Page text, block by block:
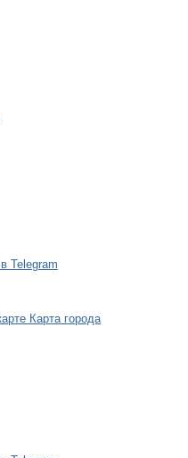
Карта города